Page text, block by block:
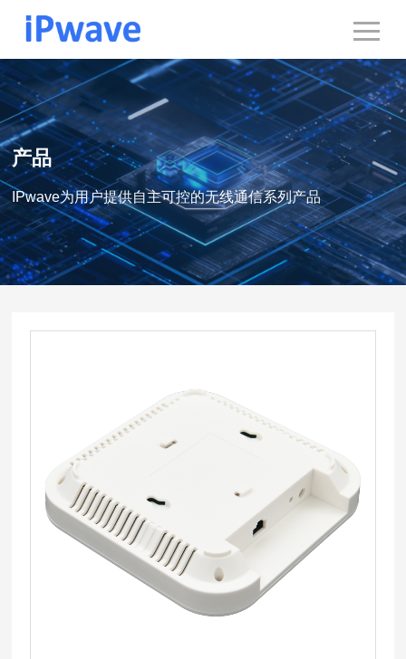
产品
IPwave为用户提供自主可控的无线通信系列产品